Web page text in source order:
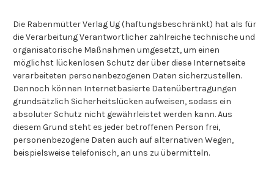
Die Rabenmütter Verlag Ug (haftungsbeschränkt) hat als für
die Verarbeitung Verantwortlicher zahlreiche technische und
organisatorische Maßnahmen umgesetzt, um einen
möglichst lückenlosen Schutz der über diese Internetseite
verarbeiteten personenbezogenen Daten sicherzustellen.
Dennoch können Internetbasierte Datenübertragungen
grundsätzlich Sicherheitslücken aufweisen, sodass ein
absoluter Schutz nicht gewährleistet werden kann. Aus
diesem Grund steht es jeder betroffenen Person frei,
personenbezogene Daten auch auf alternativen Wegen,
beispielsweise telefonisch, an uns zu übermitteln.